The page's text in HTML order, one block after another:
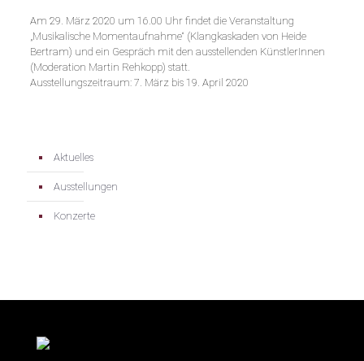
Am 29. März 2020 um 16.00 Uhr findet die Veranstaltung
„Musikalische Momentaufnahme“ (Klangkaskaden von Heide
Bertram) und ein Gespräch mit den ausstellenden KünstlerInnen
(Moderation Martin Rehkopp) statt.
Ausstellungszeitraum: 7. März bis 19. April 2020
Aktuelles
Ausstellungen
Konzerte